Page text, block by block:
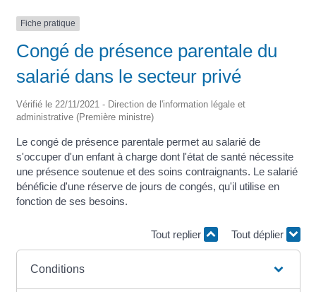
Fiche pratique
Congé de présence parentale du
salarié dans le secteur privé
Vérifié le 22/11/2021 - Direction de l'information légale et
administrative (Première ministre)
Le congé de présence parentale permet au salarié de
s'occuper d'un enfant à charge dont l'état de santé nécessite
une présence soutenue et des soins contraignants. Le salarié
bénéficie d'une réserve de jours de congés, qu'il utilise en
fonction de ses besoins.
Tout replier Tout déplier
Conditions